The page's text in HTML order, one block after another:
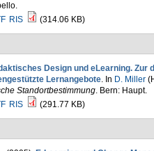
RIS (314.06 KB)
Design und eLearning. Zur
Lernangebote. In D. Miller
Standortbestimmung. Bern: Haupt.
RIS (291.77 KB)